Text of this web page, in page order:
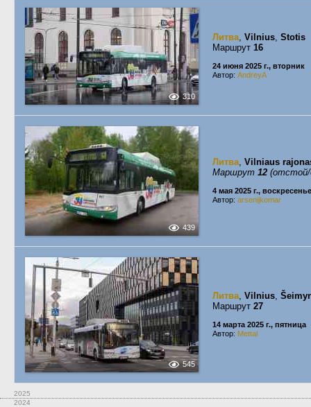
310
Литва, Vilnius, Stotis
Маршрут 16
24 июня 2025 г., вторник
Автор: AndreyA
439
Литва, Vilniaus
Маршрут 12 (отстой/
4 мая 2025 г., воскресенье
Автор: arsenijkomar
545
Литва, Vilnius,
Маршрут 27
14 марта 2025 г., пятница
Автор: Mettal
2025
2024